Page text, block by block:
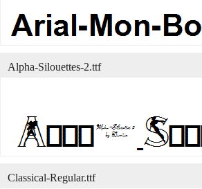
Alpha-Silouettes-2.ttf
Classical-Regular.ttf